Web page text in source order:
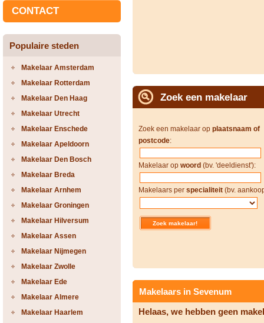
CONTACT
Populaire steden
Makelaar Amsterdam
Makelaar Rotterdam
Makelaar Den Haag
Makelaar Utrecht
Makelaar Enschede
Makelaar Apeldoorn
Makelaar Den Bosch
Makelaar Breda
Makelaar Arnhem
Makelaar Groningen
Makelaar Hilversum
Makelaar Assen
Makelaar Nijmegen
Makelaar Zwolle
Makelaar Ede
Makelaar Almere
Makelaar Haarlem
Zoek een makelaar
Zoek een makelaar op plaatsnaam of
postcode:
Makelaar op woord (bv. 'deeldienst'):
Makelaars per specialiteit (bv.
Makelaars in Sevenum
Helaas, we hebben geen